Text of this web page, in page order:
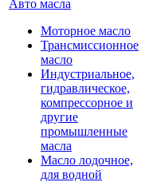
Авто масла
Моторное масло
Трансмиссионное
масло
Индустриальное,
гидравлическое,
компрессорное и
другие
промышленные
масла
Масло лодочное,
для водной